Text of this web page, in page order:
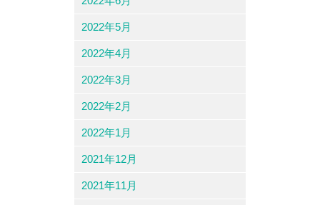
2022年5月
2022年4月
2022年3月
2022年2月
2022年1月
2021年12月
2021年11月